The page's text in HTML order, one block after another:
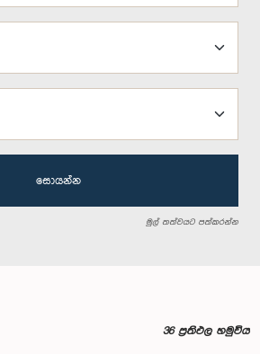
සොයන්න
මුල් තත්වයට පත්කරන්න
36 ප්‍රතිඵල හමුවිය